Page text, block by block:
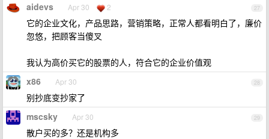
27
aidevs Apr 30 2
它的企业文化，产品思路，营销策略，正常人都看明白了，廉价
忽悠，把顾客当傻叉
我认为高价买它的股票的人，符合它的企业价值观
28
x86 Apr 30
别抄底变抄家了
29
mscsky Apr 30
散户买的多？还是机构多